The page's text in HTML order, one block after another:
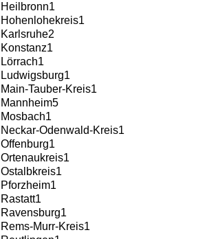
Heilbronn1
Hohenlohekreis1
Karlsruhe2
Konstanz1
Lörrach1
Ludwigsburg1
Main-Tauber-Kreis1
Mannheim5
Mosbach1
Neckar-Odenwald-Kreis1
Offenburg1
Ortenaukreis1
Ostalbkreis1
Pforzheim1
Rastatt1
Ravensburg1
Rems-Murr-Kreis1